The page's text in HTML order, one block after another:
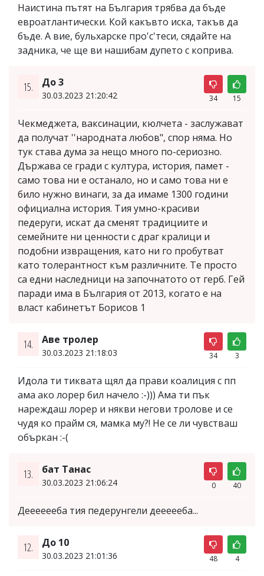
Наистина пътят на България трябва да бъде
евроатлантически. Кой какъвто иска, такъв да
бъде. А вие, бульхарске про'с'теси, сядайте на
задника, че ще ви нашибам дупето с коприва.
15. До 3
30.03.2023 21:20:42 34 15
Чекмеджета, ваксинации, кюлчета - заслужават
да получат ''народната любов", спор няма. Но
тук става дума за нещо много по-сериозно.
Държава се гради с култура, история, памет -
само това ни е останало, но и само това ни е
било нужно винаги, за да имаме 1300 години
официална история. Тия умно-красиви
педеруги, искат да сменят традициите и
семейните ни ценности с драг кралици и
подобни извращения, като ни го пробутват
като толерантност към различните. Те просто
са едни наследници на започнатото от герб. Гей
паради има в България от 2013, когато е на
власт кабинетът Борисов 1
14. Аве тролер
30.03.2023 21:18:03 34 3
Идола ти тиквата щял да прави коалиция с пп
ама ако лорер бил начело :-))) Ама ти пък
нареждаш лорер и някви негови тролове и се
чудя ко прайм ся, мамка му?! Не се ли чувстваш
объркан :-(
13. бат Танас
30.03.2023 21:06:24 0 40
Дееееееба тия педерунгели деееееба...
12. До 10
30.03.2023 21:01:36 48 4